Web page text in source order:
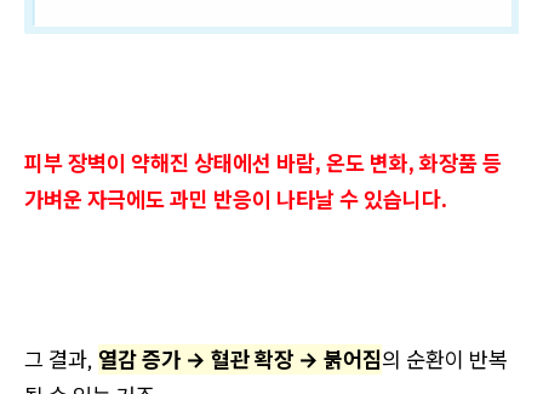
피부 장벽이 약해진 상태에선 바람, 온도 변화, 화장품 등
가벼운 자극에도 과민 반응이 나타날 수 있습니다.
그 결과, 열감 증가 → 혈관 확장 → 붉어짐의 순환이 반복